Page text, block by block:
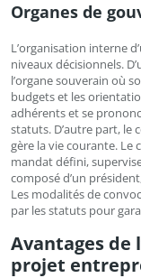
Organes de
L’organisation interne
niveaux décisionnels.
l’organe souverain où
budgets et les
adhérents et se
statuts. D’autre part, le
gère la vie courante. Le
mandat défini,
composé d’un
Les modalités de
par les statuts pour
Avantages de
projet